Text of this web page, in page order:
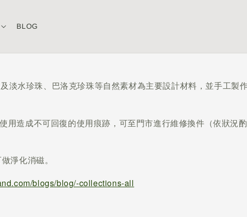
BLOG
淡水珍珠、巴洛克珍珠等自然素材為主要設計材料，並手工製
造成不可回復的使用痕跡，可至門市進行維修換件（依狀況酌
淨化消磁。
blogs/blog/-collections-all